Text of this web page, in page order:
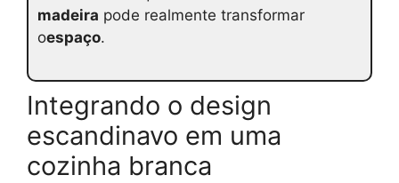
madeira pode realmente transformar
oespaço.
Integrando o design
escandinavo em uma
cozinha branca